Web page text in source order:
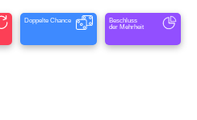
Doppelte Chance
Beschluss
der Mehrheit